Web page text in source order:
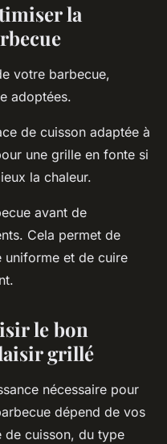
la
votre barbecue,
adoptées.
de cuisson adaptée à
une grille en fonte si
la chaleur.
avant de
Cela permet de
uniforme et de cuire
le bon
grillé
nécessaire pour
dépend de vos
de cuisson, du type